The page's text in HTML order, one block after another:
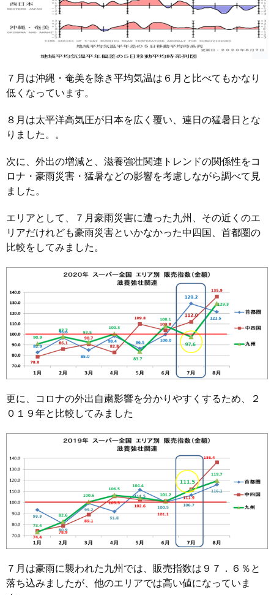
７月は沖縄・奄美を除き平均気温は６月と比べてもかなり
低くなっています。
８月は太平洋高気圧が日本を広く覆い、連日の猛暑日とな
りました。。
次に、外出の増減と、滋養強壮関連トレンドの関係性をコ
ロナ・豪雨災害・猛暑などの影響を考慮しながら調べて見
ました。
エリアとして、７月豪雨災害に遭った九州、その近くのエ
リアだけれども豪雨災害といかなかった中四国、首都圏の
比較をしてみました。
更に、コロナの外出自粛影響を分かりやすくするため、２
０１９年と比較してみました
７月は豪雨に襲われた九州では、販売指数は９７．６％と
落ち込みましたが、他のエリアでは高い値になっていま